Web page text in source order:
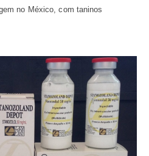
no México, com taninos